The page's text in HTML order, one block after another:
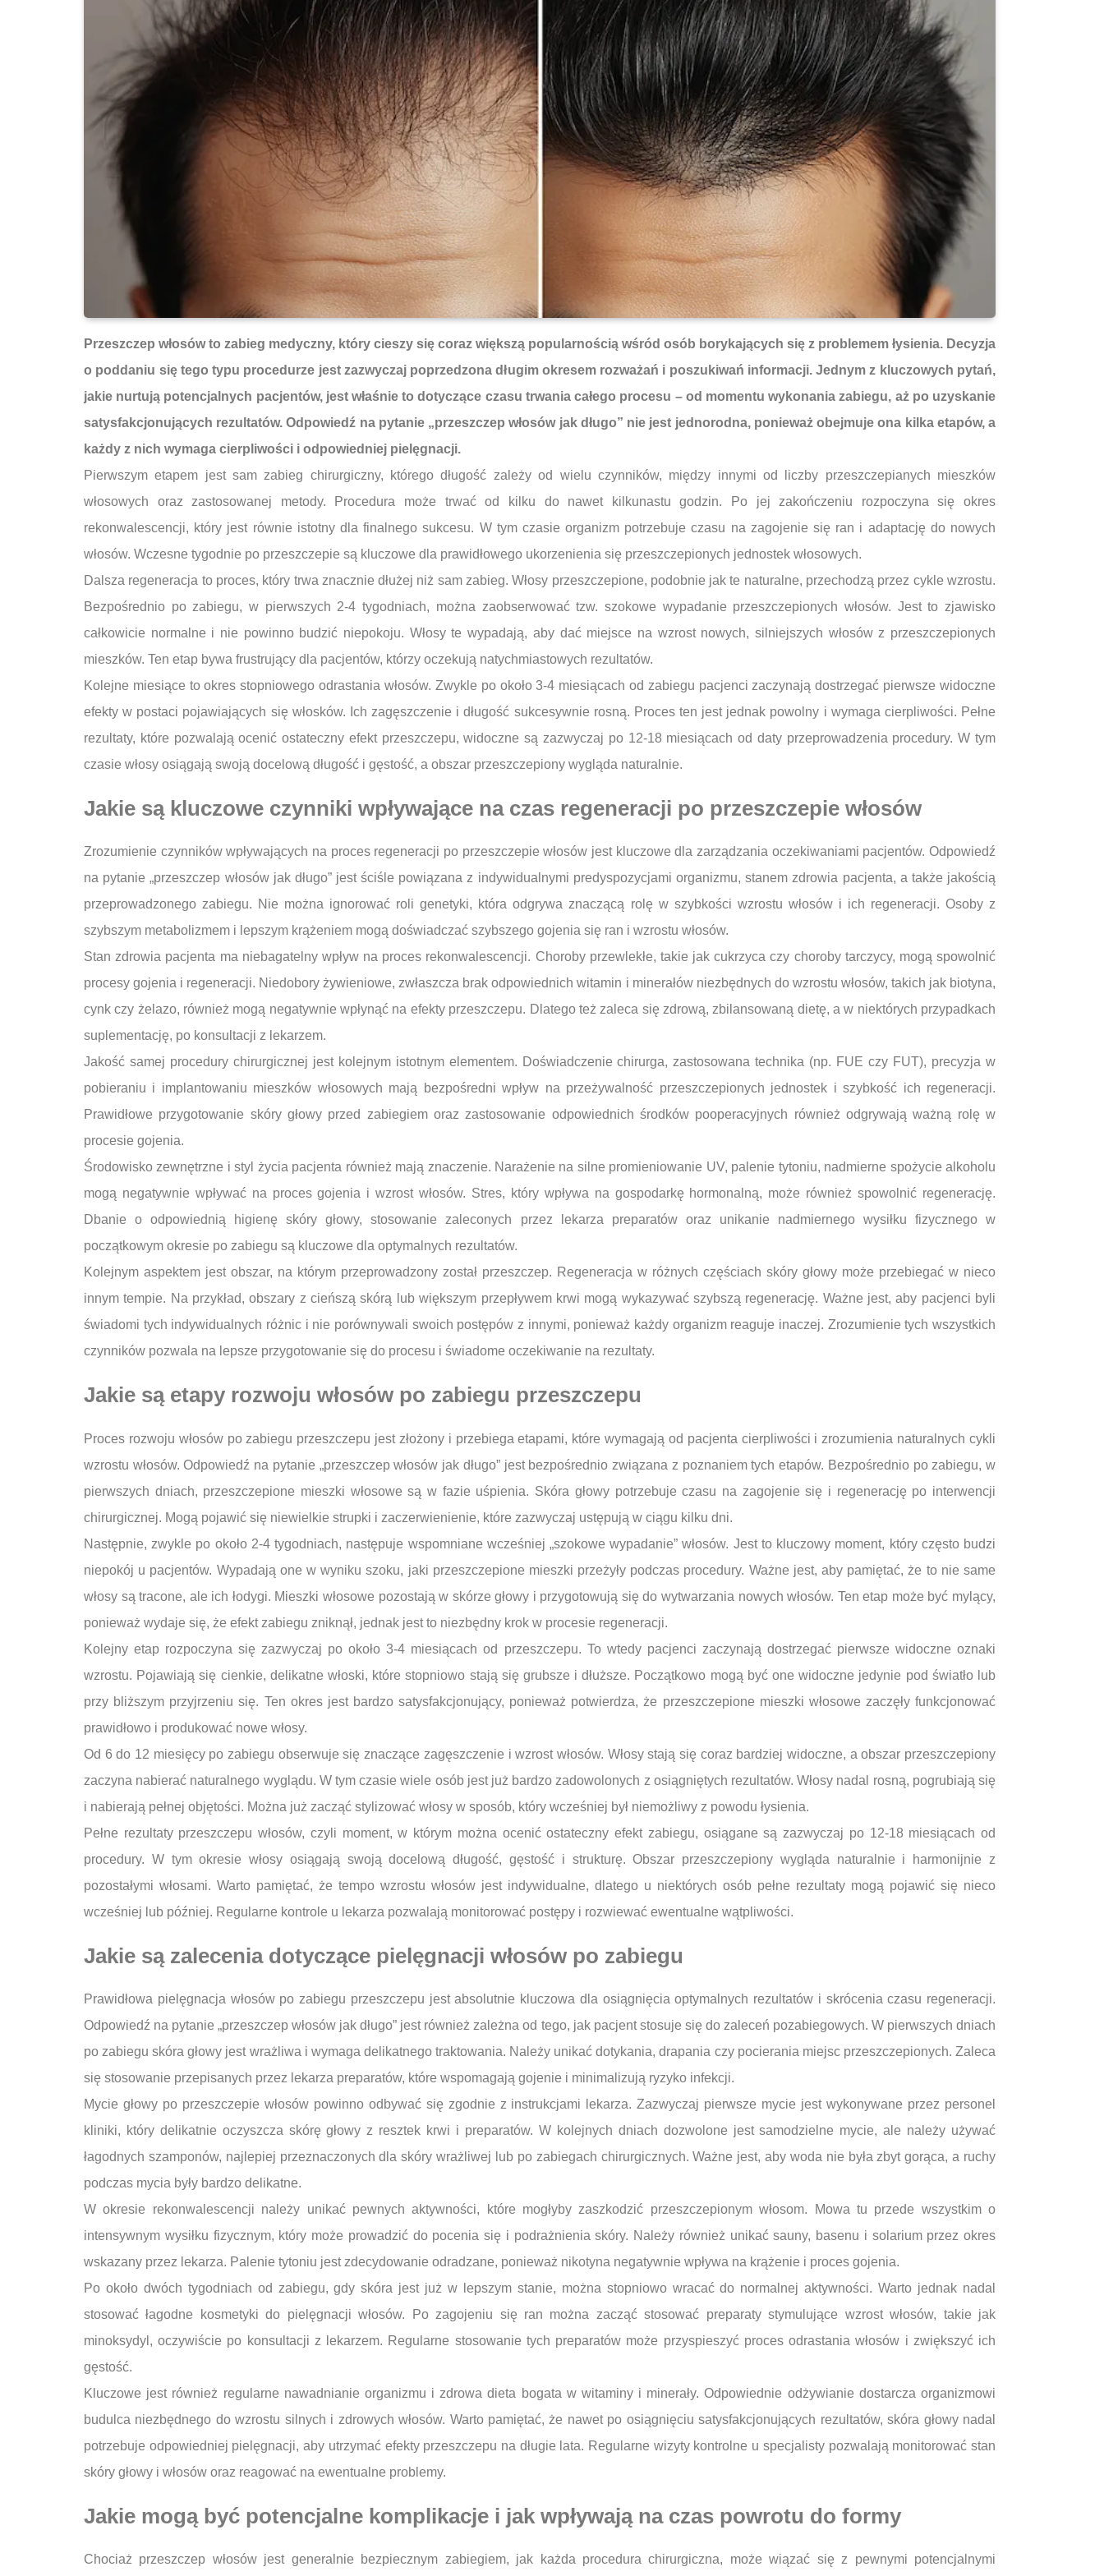
Przeszczep włosów to zabieg medyczny, który cieszy się coraz większą popularnością wśród osób borykających się z problemem łysienia. Decyzja
o poddaniu się tego typu procedurze jest zazwyczaj poprzedzona długim okresem rozważań i poszukiwań informacji. Jednym z kluczowych pytań,
jakie nurtują potencjalnych pacjentów, jest właśnie to dotyczące czasu trwania całego procesu – od momentu wykonania zabiegu, aż po uzyskanie
satysfakcjonujących rezultatów. Odpowiedź na pytanie „przeszczep włosów jak długo” nie jest jednorodna, ponieważ obejmuje ona kilka etapów, a
każdy z nich wymaga cierpliwości i odpowiedniej pielęgnacji.
Pierwszym etapem jest sam zabieg chirurgiczny, którego długość zależy od wielu czynników, między innymi od liczby przeszczepianych mieszków
włosowych oraz zastosowanej metody. Procedura może trwać od kilku do nawet kilkunastu godzin. Po jej zakończeniu rozpoczyna się okres
rekonwalescencji, który jest równie istotny dla finalnego sukcesu. W tym czasie organizm potrzebuje czasu na zagojenie się ran i adaptację do nowych
włosów. Wczesne tygodnie po przeszczepie są kluczowe dla prawidłowego ukorzenienia się przeszczepionych jednostek włosowych.
Dalsza regeneracja to proces, który trwa znacznie dłużej niż sam zabieg. Włosy przeszczepione, podobnie jak te naturalne, przechodzą przez cykle wzrostu.
Bezpośrednio po zabiegu, w pierwszych 2-4 tygodniach, można zaobserwować tzw. szokowe wypadanie przeszczepionych włosów. Jest to zjawisko
całkowicie normalne i nie powinno budzić niepokoju. Włosy te wypadają, aby dać miejsce na wzrost nowych, silniejszych włosów z przeszczepionych
mieszków. Ten etap bywa frustrujący dla pacjentów, którzy oczekują natychmiastowych rezultatów.
Kolejne miesiące to okres stopniowego odrastania włosów. Zwykle po około 3-4 miesiącach od zabiegu pacjenci zaczynają dostrzegać pierwsze widoczne
efekty w postaci pojawiających się włosków. Ich zagęszczenie i długość sukcesywnie rosną. Proces ten jest jednak powolny i wymaga cierpliwości. Pełne
rezultaty, które pozwalają ocenić ostateczny efekt przeszczepu, widoczne są zazwyczaj po 12-18 miesiącach od daty przeprowadzenia procedury. W tym
czasie włosy osiągają swoją docelową długość i gęstość, a obszar przeszczepiony wygląda naturalnie.
Jakie są kluczowe czynniki wpływające na czas regeneracji po przeszczepie włosów
Zrozumienie czynników wpływających na proces regeneracji po przeszczepie włosów jest kluczowe dla zarządzania oczekiwaniami pacjentów. Odpowiedź
na pytanie „przeszczep włosów jak długo” jest ściśle powiązana z indywidualnymi predyspozycjami organizmu, stanem zdrowia pacjenta, a także jakością
przeprowadzonego zabiegu. Nie można ignorować roli genetyki, która odgrywa znaczącą rolę w szybkości wzrostu włosów i ich regeneracji. Osoby z
szybszym metabolizmem i lepszym krążeniem mogą doświadczać szybszego gojenia się ran i wzrostu włosów.
Stan zdrowia pacjenta ma niebagatelny wpływ na proces rekonwalescencji. Choroby przewlekłe, takie jak cukrzyca czy choroby tarczycy, mogą spowolnić
procesy gojenia i regeneracji. Niedobory żywieniowe, zwłaszcza brak odpowiednich witamin i minerałów niezbędnych do wzrostu włosów, takich jak biotyna,
cynk czy żelazo, również mogą negatywnie wpłynąć na efekty przeszczepu. Dlatego też zaleca się zdrową, zbilansowaną dietę, a w niektórych przypadkach
suplementację, po konsultacji z lekarzem.
Jakość samej procedury chirurgicznej jest kolejnym istotnym elementem. Doświadczenie chirurga, zastosowana technika (np. FUE czy FUT), precyzja w
pobieraniu i implantowaniu mieszków włosowych mają bezpośredni wpływ na przeżywalność przeszczepionych jednostek i szybkość ich regeneracji.
Prawidłowe przygotowanie skóry głowy przed zabiegiem oraz zastosowanie odpowiednich środków pooperacyjnych również odgrywają ważną rolę w
procesie gojenia.
Środowisko zewnętrzne i styl życia pacjenta również mają znaczenie. Narażenie na silne promieniowanie UV, palenie tytoniu, nadmierne spożycie alkoholu
mogą negatywnie wpływać na proces gojenia i wzrost włosów. Stres, który wpływa na gospodarkę hormonalną, może również spowolnić regenerację.
Dbanie o odpowiednią higienę skóry głowy, stosowanie zaleconych przez lekarza preparatów oraz unikanie nadmiernego wysiłku fizycznego w
początkowym okresie po zabiegu są kluczowe dla optymalnych rezultatów.
Kolejnym aspektem jest obszar, na którym przeprowadzony został przeszczep. Regeneracja w różnych częściach skóry głowy może przebiegać w nieco
innym tempie. Na przykład, obszary z cieńszą skórą lub większym przepływem krwi mogą wykazywać szybszą regenerację. Ważne jest, aby pacjenci byli
świadomi tych indywidualnych różnic i nie porównywali swoich postępów z innymi, ponieważ każdy organizm reaguje inaczej. Zrozumienie tych wszystkich
czynników pozwala na lepsze przygotowanie się do procesu i świadome oczekiwanie na rezultaty.
Jakie są etapy rozwoju włosów po zabiegu przeszczepu
Proces rozwoju włosów po zabiegu przeszczepu jest złożony i przebiega etapami, które wymagają od pacjenta cierpliwości i zrozumienia naturalnych cykli
wzrostu włosów. Odpowiedź na pytanie „przeszczep włosów jak długo” jest bezpośrednio związana z poznaniem tych etapów. Bezpośrednio po zabiegu, w
pierwszych dniach, przeszczepione mieszki włosowe są w fazie uśpienia. Skóra głowy potrzebuje czasu na zagojenie się i regenerację po interwencji
chirurgicznej. Mogą pojawić się niewielkie strupki i zaczerwienienie, które zazwyczaj ustępują w ciągu kilku dni.
Następnie, zwykle po około 2-4 tygodniach, następuje wspomniane wcześniej „szokowe wypadanie” włosów. Jest to kluczowy moment, który często budzi
niepokój u pacjentów. Wypadają one w wyniku szoku, jaki przeszczepione mieszki przeżyły podczas procedury. Ważne jest, aby pamiętać, że to nie same
włosy są tracone, ale ich łodygi. Mieszki włosowe pozostają w skórze głowy i przygotowują się do wytwarzania nowych włosów. Ten etap może być mylący,
ponieważ wydaje się, że efekt zabiegu zniknął, jednak jest to niezbędny krok w procesie regeneracji.
Kolejny etap rozpoczyna się zazwyczaj po około 3-4 miesiącach od przeszczepu. To wtedy pacjenci zaczynają dostrzegać pierwsze widoczne oznaki
wzrostu. Pojawiają się cienkie, delikatne włoski, które stopniowo stają się grubsze i dłuższe. Początkowo mogą być one widoczne jedynie pod światło lub
przy bliższym przyjrzeniu się. Ten okres jest bardzo satysfakcjonujący, ponieważ potwierdza, że przeszczepione mieszki włosowe zaczęły funkcjonować
prawidłowo i produkować nowe włosy.
Od 6 do 12 miesięcy po zabiegu obserwuje się znaczące zagęszczenie i wzrost włosów. Włosy stają się coraz bardziej widoczne, a obszar przeszczepiony
zaczyna nabierać naturalnego wyglądu. W tym czasie wiele osób jest już bardzo zadowolonych z osiągniętych rezultatów. Włosy nadal rosną, pogrubiają się
i nabierają pełnej objętości. Można już zacząć stylizować włosy w sposób, który wcześniej był niemożliwy z powodu łysienia.
Pełne rezultaty przeszczepu włosów, czyli moment, w którym można ocenić ostateczny efekt zabiegu, osiągane są zazwyczaj po 12-18 miesiącach od
procedury. W tym okresie włosy osiągają swoją docelową długość, gęstość i strukturę. Obszar przeszczepiony wygląda naturalnie i harmonijnie z
pozostałymi włosami. Warto pamiętać, że tempo wzrostu włosów jest indywidualne, dlatego u niektórych osób pełne rezultaty mogą pojawić się nieco
wcześniej lub później. Regularne kontrole u lekarza pozwalają monitorować postępy i rozwiewać ewentualne wątpliwości.
Jakie są zalecenia dotyczące pielęgnacji włosów po zabiegu
Prawidłowa pielęgnacja włosów po zabiegu przeszczepu jest absolutnie kluczowa dla osiągnięcia optymalnych rezultatów i skrócenia czasu regeneracji.
Odpowiedź na pytanie „przeszczep włosów jak długo” jest również zależna od tego, jak pacjent stosuje się do zaleceń pozabiegowych. W pierwszych dniach
po zabiegu skóra głowy jest wrażliwa i wymaga delikatnego traktowania. Należy unikać dotykania, drapania czy pocierania miejsc przeszczepionych. Zaleca
się stosowanie przepisanych przez lekarza preparatów, które wspomagają gojenie i minimalizują ryzyko infekcji.
Mycie głowy po przeszczepie włosów powinno odbywać się zgodnie z instrukcjami lekarza. Zazwyczaj pierwsze mycie jest wykonywane przez personel
kliniki, który delikatnie oczyszcza skórę głowy z resztek krwi i preparatów. W kolejnych dniach dozwolone jest samodzielne mycie, ale należy używać
łagodnych szamponów, najlepiej przeznaczonych dla skóry wrażliwej lub po zabiegach chirurgicznych. Ważne jest, aby woda nie była zbyt gorąca, a ruchy
podczas mycia były bardzo delikatne.
W okresie rekonwalescencji należy unikać pewnych aktywności, które mogłyby zaszkodzić przeszczepionym włosom. Mowa tu przede wszystkim o
intensywnym wysiłku fizycznym, który może prowadzić do pocenia się i podrażnienia skóry. Należy również unikać sauny, basenu i solarium przez okres
wskazany przez lekarza. Palenie tytoniu jest zdecydowanie odradzane, ponieważ nikotyna negatywnie wpływa na krążenie i proces gojenia.
Po około dwóch tygodniach od zabiegu, gdy skóra jest już w lepszym stanie, można stopniowo wracać do normalnej aktywności. Warto jednak nadal
stosować łagodne kosmetyki do pielęgnacji włosów. Po zagojeniu się ran można zacząć stosować preparaty stymulujące wzrost włosów, takie jak
minoksydyl, oczywiście po konsultacji z lekarzem. Regularne stosowanie tych preparatów może przyspieszyć proces odrastania włosów i zwiększyć ich
gęstość.
Kluczowe jest również regularne nawadnianie organizmu i zdrowa dieta bogata w witaminy i minerały. Odpowiednie odżywianie dostarcza organizmowi
budulca niezbędnego do wzrostu silnych i zdrowych włosów. Warto pamiętać, że nawet po osiągnięciu satysfakcjonujących rezultatów, skóra głowy nadal
potrzebuje odpowiedniej pielęgnacji, aby utrzymać efekty przeszczepu na długie lata. Regularne wizyty kontrolne u specjalisty pozwalają monitorować stan
skóry głowy i włosów oraz reagować na ewentualne problemy.
Jakie mogą być potencjalne komplikacje i jak wpływają na czas powrotu do formy
Chociaż przeszczep włosów jest generalnie bezpiecznym zabiegiem, jak każda procedura chirurgiczna, może wiązać się z pewnymi potencjalnymi